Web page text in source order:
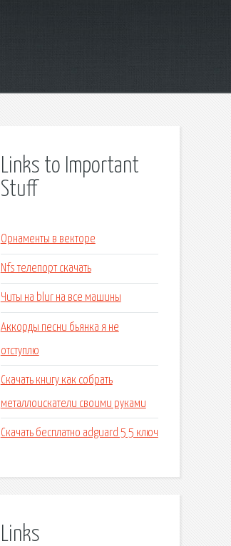
Links to Important
Stuff
Орнаменты в векторе
Nfs телепорт скачать
Читы на blur на все машины
Аккорды песни бьянка я не
отступлю
Скачать книгу как собрать
металлоискатели своими руками
Скачать бесплатно adguard 5 5 ключ
Links